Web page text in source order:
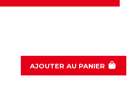
AJOUTER020-5934
AU PANIER